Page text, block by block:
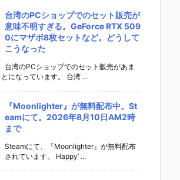
台湾のPCショップでのセット販売が
意味不明すぎる。GeForce RTX 509
0にマザボ8枚セットなど。どうして
こうなった
台湾のPCショップでのセット販売があま
になっています。 台湾 ...
『Moonlighter』が無料配布中。St
eamにて。2026年8月10日AM2時
まで
Steamにて、『Moonlighter』が無料配布
されています。 Happy’ ...